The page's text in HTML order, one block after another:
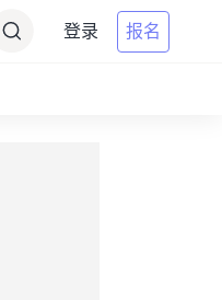
登录 报名